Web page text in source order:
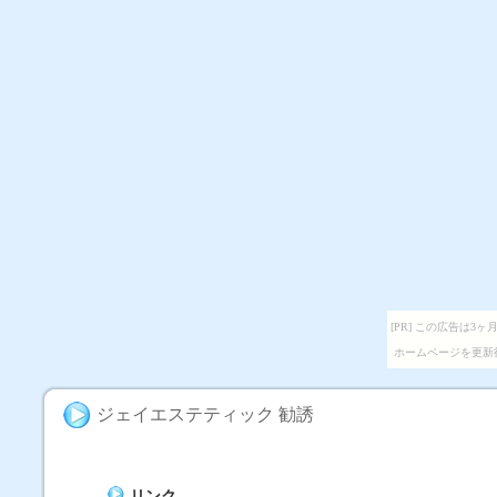
[PR] この広告は3ヶ
ホームページを更
ジェイエステティック 勧誘